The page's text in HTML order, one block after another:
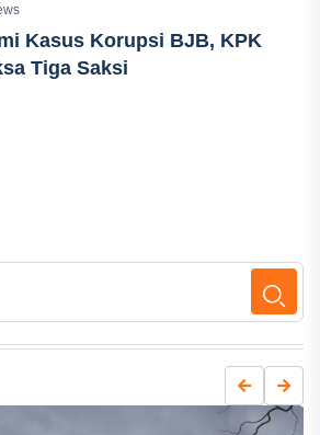
Kasus Korupsi BJB, KPK
Tiga Saksi